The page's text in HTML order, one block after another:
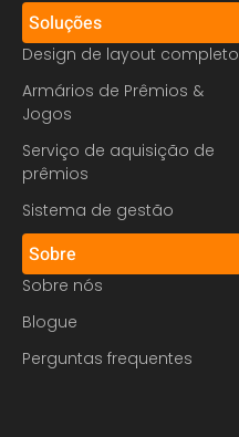
Soluções
Design de layout completo
Armários de Prêmios &
Jogos
Serviço de aquisição de
prêmios
Sistema de gestão
Sobre
Sobre nós
Blogue
Perguntas frequentes